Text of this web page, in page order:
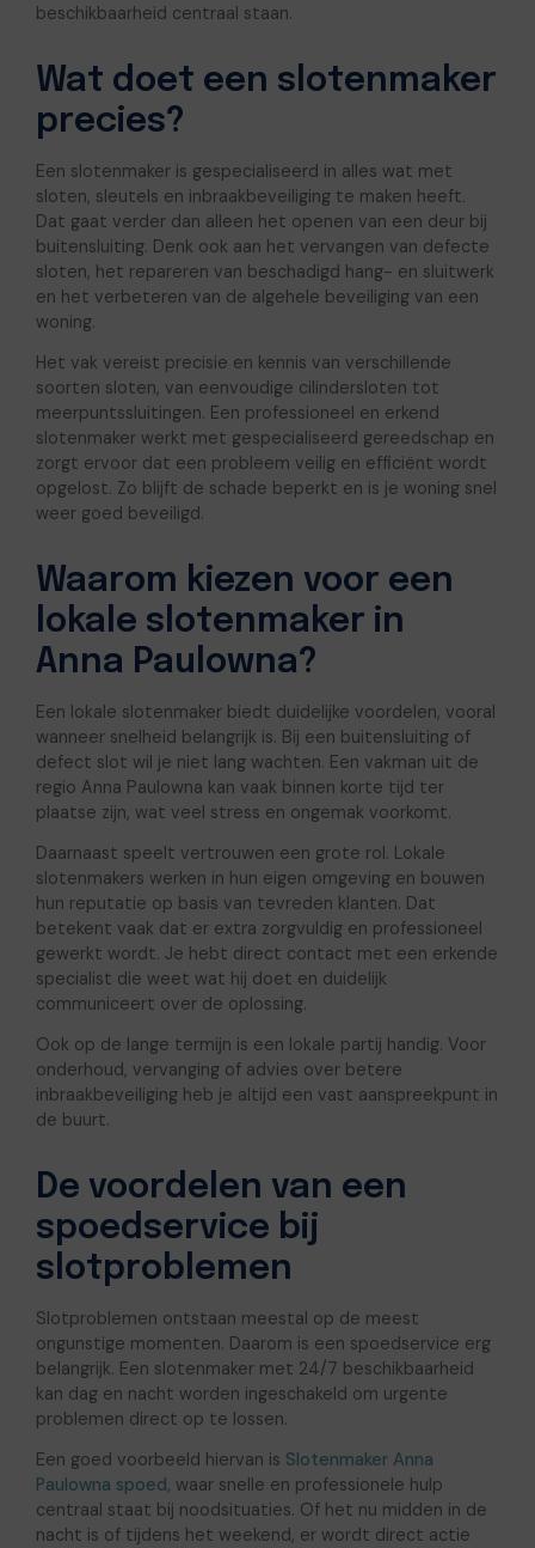
beschikbaarheid centraal staan.
Wat doet een slotenmaker
precies?
Een slotenmaker is gespecialiseerd in alles wat met
sloten, sleutels en inbraakbeveiliging te maken heeft.
Dat gaat verder dan alleen het openen van een deur bij
buitensluiting. Denk ook aan het vervangen van defecte
sloten, het repareren van beschadigd hang- en sluitwerk
en het verbeteren van de algehele beveiliging van een
woning.
Het vak vereist precisie en kennis van verschillende
soorten sloten, van eenvoudige cilindersloten tot
meerpuntssluitingen. Een professioneel en erkend
slotenmaker werkt met gespecialiseerd gereedschap en
zorgt ervoor dat een probleem veilig en efficiënt wordt
opgelost. Zo blijft de schade beperkt en is je woning snel
weer goed beveiligd.
Waarom kiezen voor een
lokale slotenmaker in
Anna Paulowna?
Een lokale slotenmaker biedt duidelijke voordelen, vooral
wanneer snelheid belangrijk is. Bij een buitensluiting of
defect slot wil je niet lang wachten. Een vakman uit de
regio Anna Paulowna kan vaak binnen korte tijd ter
plaatse zijn, wat veel stress en ongemak voorkomt.
Daarnaast speelt vertrouwen een grote rol. Lokale
slotenmakers werken in hun eigen omgeving en bouwen
hun reputatie op basis van tevreden klanten. Dat
betekent vaak dat er extra zorgvuldig en professioneel
gewerkt wordt. Je hebt direct contact met een erkende
specialist die weet wat hij doet en duidelijk
communiceert over de oplossing.
Ook op de lange termijn is een lokale partij handig. Voor
onderhoud, vervanging of advies over betere
inbraakbeveiliging heb je altijd een vast aanspreekpunt in
de buurt.
De voordelen van een
spoedservice bij
slotproblemen
Slotproblemen ontstaan meestal op de meest
ongunstige momenten. Daarom is een spoedservice erg
belangrijk. Een slotenmaker met 24/7 beschikbaarheid
kan dag en nacht worden ingeschakeld om urgente
problemen direct op te lossen.
Een goed voorbeeld hiervan is Slotenmaker Anna
Paulowna spoed, waar snelle en professionele hulp
centraal staat bij noodsituaties. Of het nu midden in de
nacht is of tijdens het weekend, er wordt direct actie